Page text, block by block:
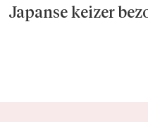
Japanse keizer